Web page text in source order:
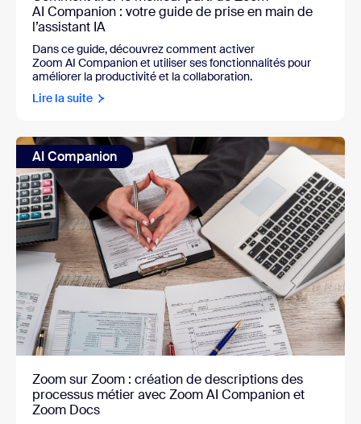
AI Companion : votre guide de prise en main de
l’assistant IA
Dans ce guide, découvrez comment activer
Zoom AI Companion et utiliser ses fonctionnalités pour
améliorer la productivité et la collaboration.
Lire la suite
AI Companion
Zoom sur Zoom : création de descriptions des
processus métier avec Zoom AI Companion et
Zoom Docs